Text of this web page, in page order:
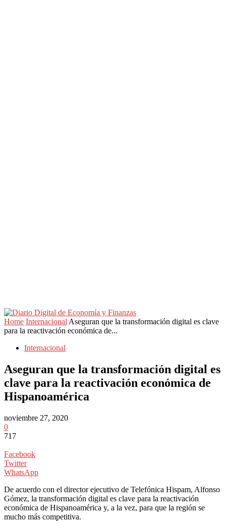
Home Internacional Aseguran que la transformación digital es clave
para la reactivación económica de...
Internacional
Aseguran que la transformación digital es
clave para la reactivación económica de
Hispanoamérica
noviembre 27, 2020
0
717
Facebook
Twitter
WhatsApp
De acuerdo con el director ejecutivo de Telefónica Hispam, Alfonso
Gómez, la transformación digital es clave para la reactivación
económica de Hispanoamérica y, a la vez, para que la región se
mucho más competitiva.